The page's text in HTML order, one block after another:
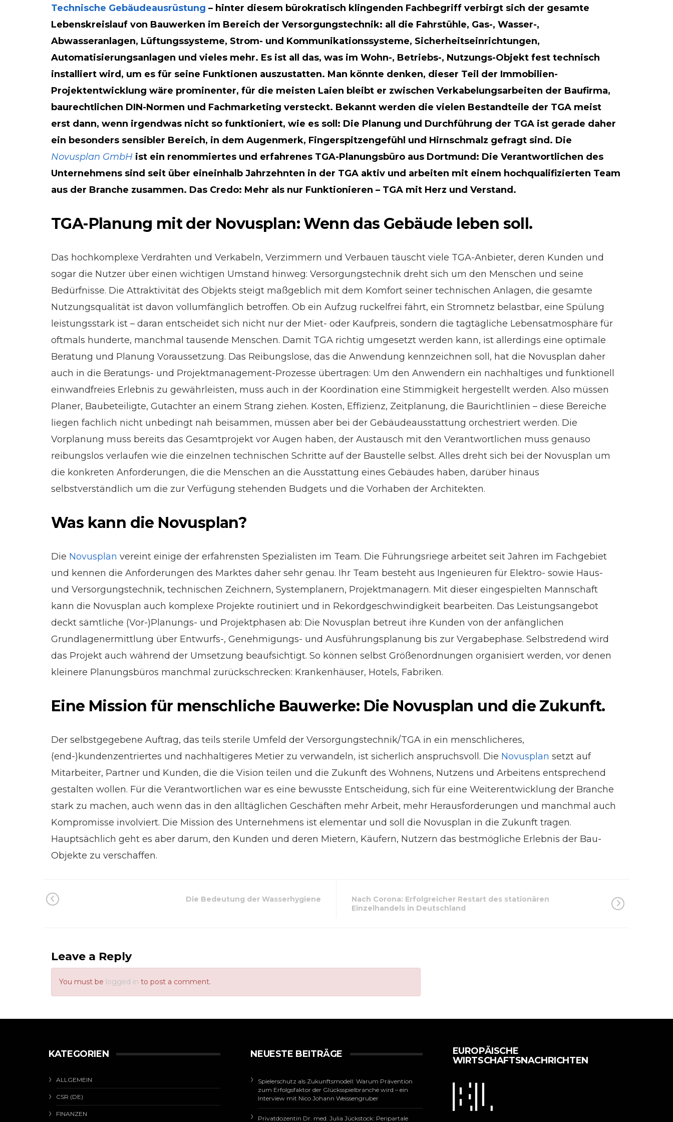
Technische Gebäudeausrüstung – hinter diesem bürokratisch klingenden Fachbegriff verbirgt sich der gesamte
Lebenskreislauf von Bauwerken im Bereich der Versorgungstechnik: all die Fahrstühle, Gas-, Wasser-,
Abwasseranlagen, Lüftungssysteme, Strom- und Kommunikationssysteme, Sicherheitseinrichtungen,
Automatisierungsanlagen und vieles mehr. Es ist all das, was im Wohn-, Betriebs-, Nutzungs-Objekt fest technisch
installiert wird, um es für seine Funktionen auszustatten. Man könnte denken, dieser Teil der Immobilien-
Projektentwicklung wäre prominenter, für die meisten Laien bleibt er zwischen Verkabelungsarbeiten der Baufirma,
baurechtlichen DIN-Normen und Fachmarketing versteckt. Bekannt werden die vielen Bestandteile der TGA meist
erst dann, wenn irgendwas nicht so funktioniert, wie es soll: Die Planung und Durchführung der TGA ist gerade daher
ein besonders sensibler Bereich, in dem Augenmerk, Fingerspitzengefühl und Hirnschmalz gefragt sind. Die
Novusplan GmbH ist ein renommiertes und erfahrenes TGA-Planungsbüro aus Dortmund: Die Verantwortlichen des
Unternehmens sind seit über eineinhalb Jahrzehnten in der TGA aktiv und arbeiten mit einem hochqualifizierten Team
aus der Branche zusammen. Das Credo: Mehr als nur Funktionieren – TGA mit Herz und Verstand.
TGA-Planung mit der Novusplan: Wenn das Gebäude leben soll.
Das hochkomplexe Verdrahten und Verkabeln, Verzimmern und Verbauen täuscht viele TGA-Anbieter, deren Kunden und
sogar die Nutzer über einen wichtigen Umstand hinweg: Versorgungstechnik dreht sich um den Menschen und seine
Bedürfnisse. Die Attraktivität des Objekts steigt maßgeblich mit dem Komfort seiner technischen Anlagen, die gesamte
Nutzungsqualität ist davon vollumfänglich betroffen. Ob ein Aufzug ruckelfrei fährt, ein Stromnetz belastbar, eine Spülung
leistungsstark ist – daran entscheidet sich nicht nur der Miet- oder Kaufpreis, sondern die tagtägliche Lebensatmosphäre für
oftmals hunderte, manchmal tausende Menschen. Damit TGA richtig umgesetzt werden kann, ist allerdings eine optimale
Beratung und Planung Voraussetzung. Das Reibungslose, das die Anwendung kennzeichnen soll, hat die Novusplan daher
auch in die Beratungs- und Projektmanagement-Prozesse übertragen: Um den Anwendern ein nachhaltiges und funktionell
einwandfreies Erlebnis zu gewährleisten, muss auch in der Koordination eine Stimmigkeit hergestellt werden. Also müssen
Planer, Baubeteiligte, Gutachter an einem Strang ziehen. Kosten, Effizienz, Zeitplanung, die Baurichtlinien – diese Bereiche
liegen fachlich nicht unbedingt nah beisammen, müssen aber bei der Gebäudeausstattung orchestriert werden. Die
Vorplanung muss bereits das Gesamtprojekt vor Augen haben, der Austausch mit den Verantwortlichen muss genauso
reibungslos verlaufen wie die einzelnen technischen Schritte auf der Baustelle selbst. Alles dreht sich bei der Novusplan um
die konkreten Anforderungen, die die Menschen an die Ausstattung eines Gebäudes haben, darüber hinaus
selbstverständlich um die zur Verfügung stehenden Budgets und die Vorhaben der Architekten.
Was kann die Novusplan?
Die Novusplan vereint einige der erfahrensten Spezialisten im Team. Die Führungsriege arbeitet seit Jahren im Fachgebiet
und kennen die Anforderungen des Marktes daher sehr genau. Ihr Team besteht aus Ingenieuren für Elektro- sowie Haus-
und Versorgungstechnik, technischen Zeichnern, Systemplanern, Projektmanagern. Mit dieser eingespielten Mannschaft
kann die Novusplan auch komplexe Projekte routiniert und in Rekordgeschwindigkeit bearbeiten. Das Leistungsangebot
deckt sämtliche (Vor-)Planungs- und Projektphasen ab: Die Novusplan betreut ihre Kunden von der anfänglichen
Grundlagenermittlung über Entwurfs-, Genehmigungs- und Ausführungsplanung bis zur Vergabephase. Selbstredend wird
das Projekt auch während der Umsetzung beaufsichtigt. So können selbst Größenordnungen organisiert werden, vor denen
kleinere Planungsbüros manchmal zurückschrecken: Krankenhäuser, Hotels, Fabriken.
Eine Mission für menschliche Bauwerke: Die Novusplan und die Zukunft.
Der selbstgegebene Auftrag, das teils sterile Umfeld der Versorgungstechnik/TGA in ein menschlicheres,
(end-)kundenzentriertes und nachhaltigeres Metier zu verwandeln, ist sicherlich anspruchsvoll. Die Novusplan setzt auf
Mitarbeiter, Partner und Kunden, die die Vision teilen und die Zukunft des Wohnens, Nutzens und Arbeitens entsprechend
gestalten wollen. Für die Verantwortlichen war es eine bewusste Entscheidung, sich für eine Weiterentwicklung der Branche
stark zu machen, auch wenn das in den alltäglichen Geschäften mehr Arbeit, mehr Herausforderungen und manchmal auch
Kompromisse involviert. Die Mission des Unternehmens ist elementar und soll die Novusplan in die Zukunft tragen.
Hauptsächlich geht es aber darum, den Kunden und deren Mietern, Käufern, Nutzern das bestmögliche Erlebnis der Bau-
Objekte zu verschaffen.
Die Bedeutung der Wasserhygiene
Nach Corona: Erfolgreicher Restart des stationären
Einzelhandels in Deutschland
Leave a Reply
You must be logged in to post a comment.
KATEGORIEN
ALLGEMEIN
CSR (DE)
FINANZEN
NEUESTE BEITRÄGE
Spielerschutz als Zukunftsmodell: Warum Prävention
zum Erfolgsfaktor der Glücksspielbranche wird – ein
Interview mit Nico Johann Weissengruber
Privatdozentin Dr. med. Julia Jückstock: Peripartale
EUROPÄISCHE
WIRTSCHAFTSNACHRICHTEN